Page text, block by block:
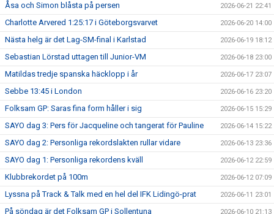
Åsa och Simon blåsta på persen 2026-06-21 22:41
Charlotte Arvered 1:25:17 i Göteborgsvarvet 2026-06-20 14:00
Nästa helg är det Lag-SM-final i Karlstad 2026-06-19 18:12
Sebastian Lörstad uttagen till Junior-VM 2026-06-18 23:00
Matildas tredje spanska häcklopp i år 2026-06-17 23:07
Sebbe 13:45 i London 2026-06-16 23:20
Folksam GP: Saras fina form håller i sig 2026-06-15 15:29
SAYO dag 3: Pers för Jacqueline och tangerat för Pauline 2026-06-14 15:22
SAYO dag 2: Personliga rekordslakten rullar vidare 2026-06-13 23:36
SAYO dag 1: Personliga rekordens kväll 2026-06-12 22:59
Klubbrekordet på 100m 2026-06-12 07:09
Lyssna på Track & Talk med en hel del IFK Lidingö-prat 2026-06-11 23:01
På söndag är det Folksam GP i Sollentuna 2026-06-10 21:13